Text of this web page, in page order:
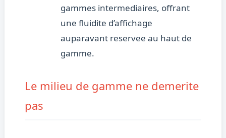
gammes intermediaires, offrant
une fluidite d’affichage
auparavant reservee au haut de
gamme.
Le milieu de gamme ne demerite
pas